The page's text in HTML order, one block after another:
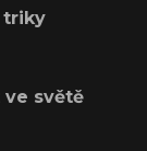
triky
ve světě